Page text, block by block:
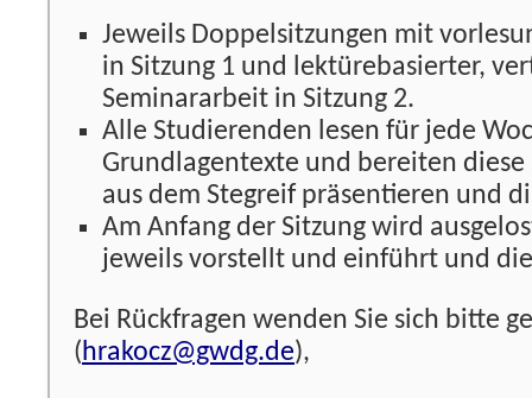
Jeweils Doppelsitzungen mit
in Sitzung 1 und lektürebasierter,
Seminararbeit in Sitzung 2.
Alle Studierenden lesen für jede
Grundlagentexte und bereiten diese
aus dem Stegreif präsentieren und
Am Anfang der Sitzung wird
jeweils vorstellt und einführt und
Bei Rückfragen wenden Sie sich bitte
(hrakocz@gwdg.de),